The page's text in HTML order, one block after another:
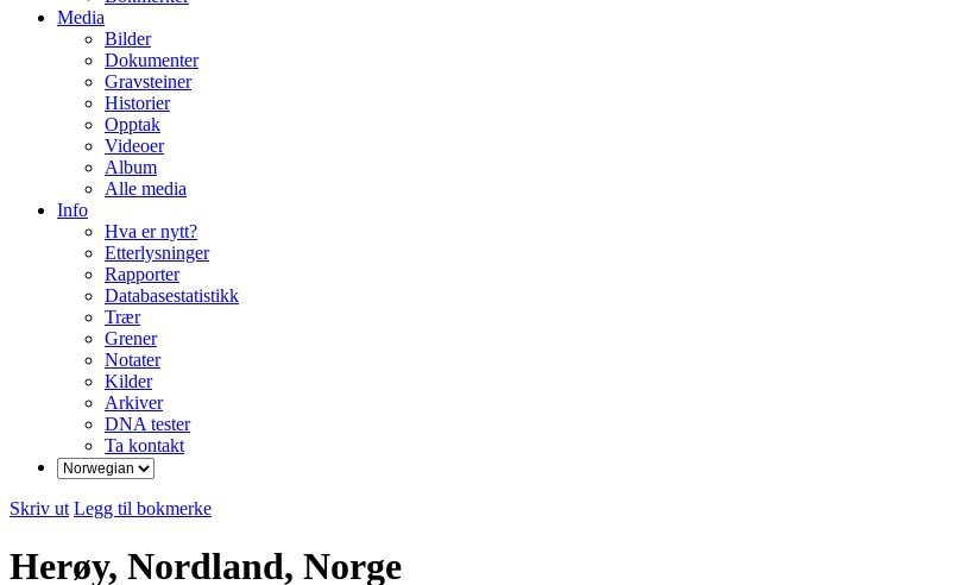
Media
Bilder
Dokumenter
Gravsteiner
Historier
Opptak
Videoer
Album
Alle media
Info
Hva er nytt?
Etterlysninger
Rapporter
Databasestatistikk
Trær
Grener
Notater
Kilder
Arkiver
DNA tester
Ta kontakt
Skriv ut Legg til bokmerke
Herøy, Nordland, Norge